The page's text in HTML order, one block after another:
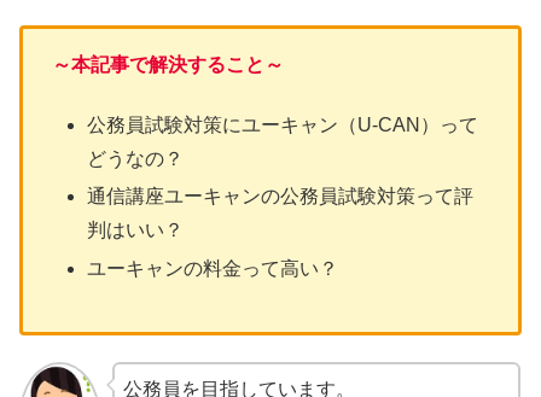
～本記事で解決すること～
公務員試験対策にユーキャン（U-CAN）って
どうなの？
通信講座ユーキャンの公務員試験対策って評
判はいい？
ユーキャンの料金って高い？
公務員を目指しています。